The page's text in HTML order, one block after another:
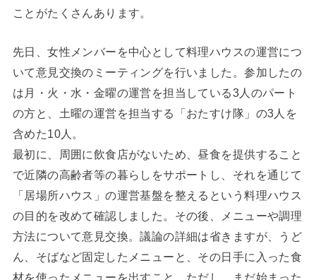
ことがたくさんあります。
先日、女性メンバーを中心として料理ハウスの運営につ
いて意見交換のミーティングを行いました。参加したの
は月・火・水・金曜の運営を担当している3人のパート
の方と、土曜の運営を担当する「おたすけ隊」の3人を
含めた10人。
最初に、周囲に飲食店がないため、昼食を提供すること
で近隣の高齢者等の暮らしをサポートし、それを通じて
「居場所ハウス」の運営基盤を整えるという料理ハウス
の目的を改めて確認しました。その後、メニューや調理
方法について意見交換。議論の詳細は省きますが、うど
ん、そばなど固定したメニューと、その日手に入った食